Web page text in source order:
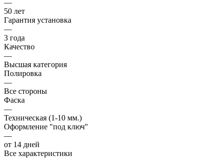
—
50 лет
Гарантия установка
—
3 года
Качество
—
Высшая категория
Полировка
—
Все стороны
Фаска
—
Техническая (1-10 мм.)
Оформление "под ключ"
—
от 14 дней
Все характеристики